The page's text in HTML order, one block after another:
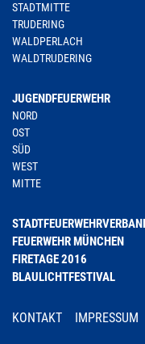
STADTMITTE
TRUDERING
WALDPERLACH
WALDTRUDERING
JUGENDFEUERWEHR
NORD
OST
SÜD
WEST
MITTE
FEUERWEHR MÜNCHEN
FIRETAGE 2016
BLAULICHTFESTIVAL
KONTAKT IMPRESSUM